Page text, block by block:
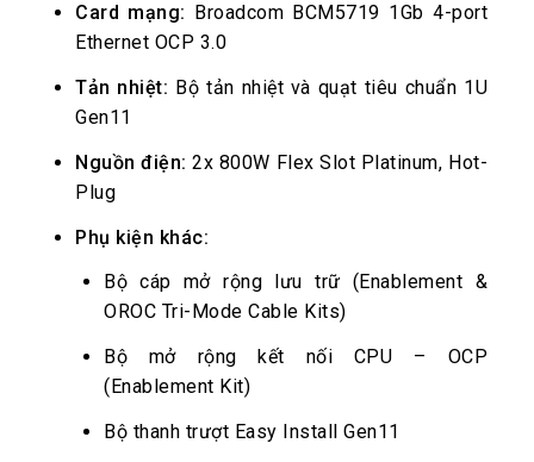
Card mạng: Broadcom BCM5719 1Gb 4-port
Ethernet OCP 3.0
Tản nhiệt: Bộ tản nhiệt và quạt tiêu chuẩn 1U
Gen11
Nguồn điện: 2x 800W Flex Slot Platinum, Hot-
Plug
Phụ kiện khác:
Bộ cáp mở rộng lưu trữ (Enablement &
OROC Tri-Mode Cable Kits)
Bộ mở rộng kết nối CPU – OCP
(Enablement Kit)
Bộ thanh trượt Easy Install Gen11